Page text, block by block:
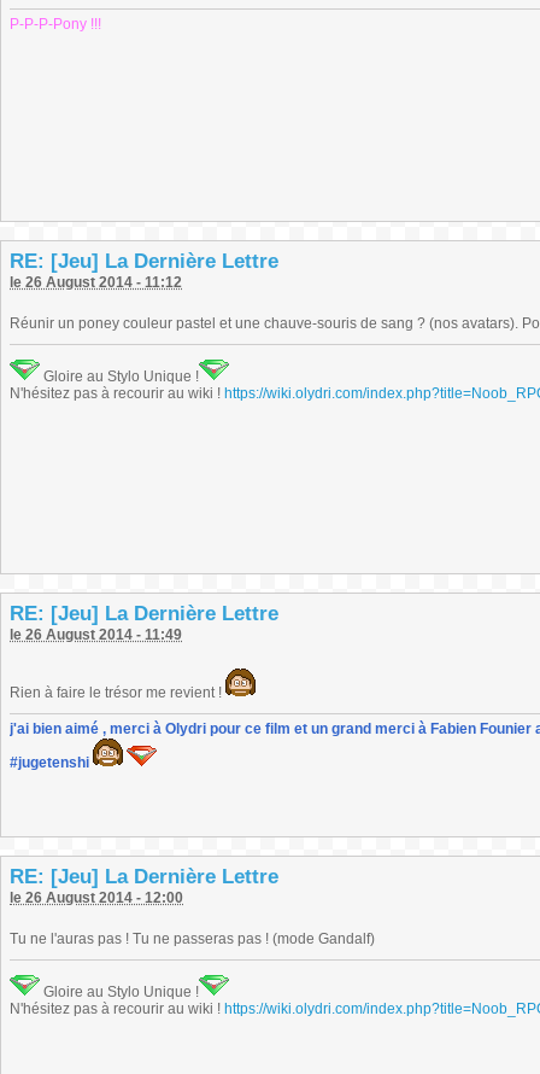
P-P-P-Pony !!!
RE: [Jeu] La Dernière Lettre
le 26 August 2014 - 11:12
Réunir un poney couleur pastel et une chauve-souris de sang ? (nos avatars).
Gloire au Stylo Unique !
N'hésitez pas à recourir au wiki ! https://wiki.olydri.com/
RE: [Jeu] La Dernière Lettre
le 26 August 2014 - 11:49
Rien à faire le trésor me revient !
j'ai bien aimé , merci à Olydri pour ce film et un grand merci à Fabien
#jugetenshi
RE: [Jeu] La Dernière Lettre
le 26 August 2014 - 12:00
Tu ne l'auras pas ! Tu ne passeras pas ! (mode Gandalf)
Gloire au Stylo Unique !
N'hésitez pas à recourir au wiki ! https://wiki.olydri.com/